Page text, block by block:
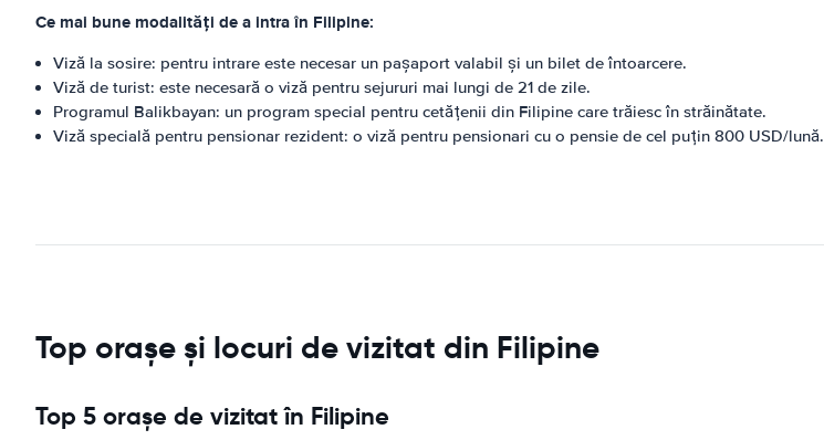
Ce mai bune modalități de a intra în Filipine:
Viză la sosire: pentru intrare este necesar un pașaport valabil și un bilet de întoarcere.
Viză de turist: este necesară o viză pentru sejururi mai lungi de 21 de zile.
Programul Balikbayan: un program special pentru cetățenii din Filipine care trăiesc în străinătate.
Viză specială pentru pensionar rezident: o viză pentru pensionari cu o pensie de cel puțin 800 USD/lună.
Top orașe și locuri de vizitat din Filipine
Top 5 orașe de vizitat în Filipine